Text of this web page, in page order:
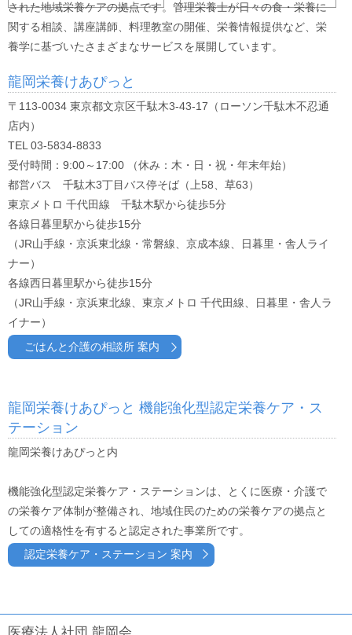
された地域栄養ケアの拠点です。管理栄養士が日々の食・栄養に
関する相談、講座講師、料理教室の開催、栄養情報提供など、栄
養学に基づいたさまざまなサービスを展開しています。
龍岡栄養けあぴっと
〒113-0034 東京都文京区千駄木3-43-17（ローソン千駄木不忍通
店内）
TEL 03-5834-8833
受付時間：9:00～17:00 （休み：木・日・祝・年末年始）
都営バス 千駄木3丁目バス停そば（上58、草63）
東京メトロ 千代田線 千駄木駅から徒歩5分
各線日暮里駅から徒歩15分
（JR山手線・京浜東北線・常磐線、京成本線、日暮里・舎人ライ
ナー）
各線西日暮里駅から徒歩15分
（JR山手線・京浜東北線、東京メトロ 千代田線、日暮里・舎人ラ
イナー）
ごはんと介護の相談所 案内
龍岡栄養けあぴっと 機能強化型認定栄養ケア・ス
テーション
龍岡栄養けあぴっと内
機能強化型認定栄養ケア・ステーションは、とくに医療・介護で
の栄養ケア体制が整備され、地域住民のための栄養ケアの拠点と
しての適格性を有すると認定された事業所です。
認定栄養ケア・ステーション 案内